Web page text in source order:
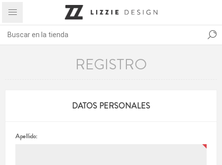
REGISTRO
DATOS PERSONALES
Apellido: